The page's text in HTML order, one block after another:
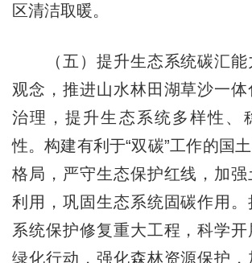
区清洁取暖。
（五）提升生态系统碳汇能
观念，推进山水林田湖草沙一
治理，提升生态系统多样性、
性。构建有利于“双碳”工作的国
格局，严守生态保护红线，加
利用，巩固生态系统固碳作用
系统保护修复重大工程，科学
绿化行动，强化森林资源保护